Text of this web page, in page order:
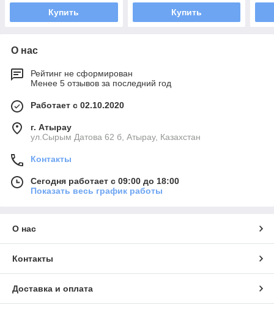
Купить Купить
О нас
Рейтинг не сформирован
Менее 5 отзывов за последний год
Работает с 02.10.2020
г. Атырау
ул.Сырым Датова 62 б, Атырау, Казахстан
Контакты
Сегодня работает с 09:00 до 18:00
Показать весь график работы
О нас
Контакты
Доставка и оплата